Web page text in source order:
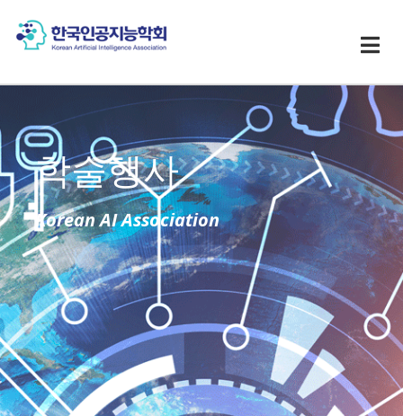
학술행사
Korean AI Association